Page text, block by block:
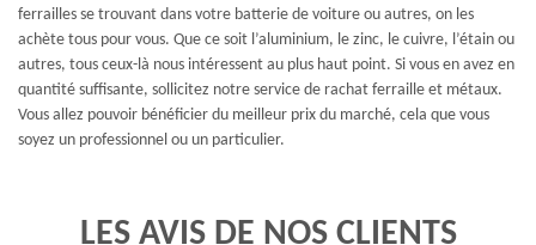
ferrailles se trouvant dans votre batterie de voiture ou autres, on les
achète tous pour vous. Que ce soit l’aluminium, le zinc, le cuivre, l’étain ou
autres, tous ceux-là nous intéressent au plus haut point. Si vous en avez en
quantité suffisante, sollicitez notre service de rachat ferraille et métaux.
Vous allez pouvoir bénéficier du meilleur prix du marché, cela que vous
soyez un professionnel ou un particulier.
LES AVIS DE NOS CLIENTS